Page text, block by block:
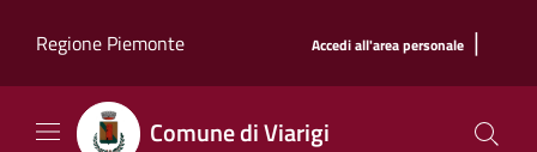
Regione Piemonte
Accedi all'area personale |
Comune di Viarigi